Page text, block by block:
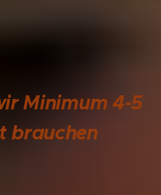
Minimum 4-5
brauchen